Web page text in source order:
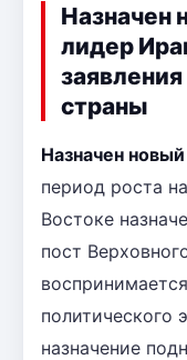
Назначен
лидер
страны
Назначен
период роста
Востоке
пост
политического
назначение